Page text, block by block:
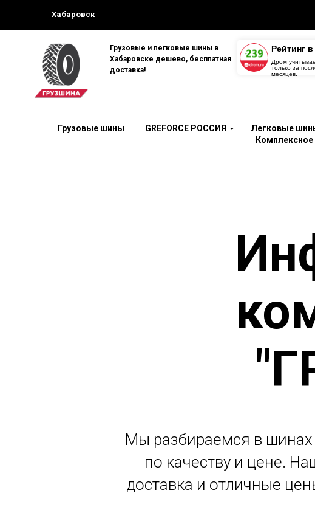
Хабаровск
Грузовые и легковые шины в
Хабаровске дешево, бесплатная
доставка!
Рейтинг
Дром
только за
месяцев.
Грузовые шины GREFORCE РОССИЯ Легковые
Мы разбираемся в
по качеству и цене.
доставка и отличные